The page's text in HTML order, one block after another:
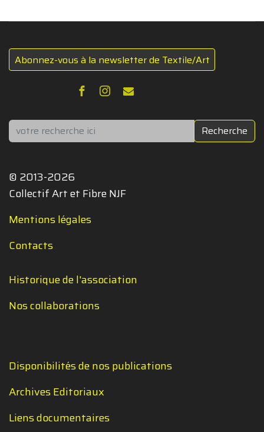
Abonnez-vous à la newsletter de Textile/Art
Rechercher Recherche
© 2013-2026
Collectif Art et Fibre NJF
Mentions légales
Contacts
Historique de l'association
Nos collaborations
Disponibilités de nos publications
Archives Editoriaux
Liens documentaires